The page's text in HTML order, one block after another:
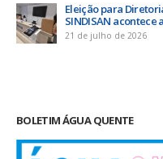
Executiva e Conselho Fiscal do
o dia 24
BOLETIM ÁGUA QUENTE